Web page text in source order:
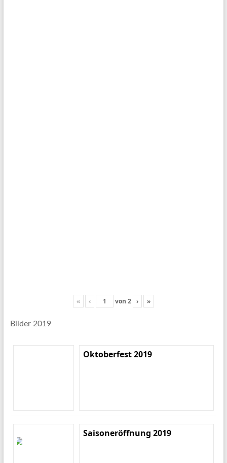
« ‹ von 2 › »
Bilder 2019
Oktoberfest 2019
Saisoneröffnung 2019